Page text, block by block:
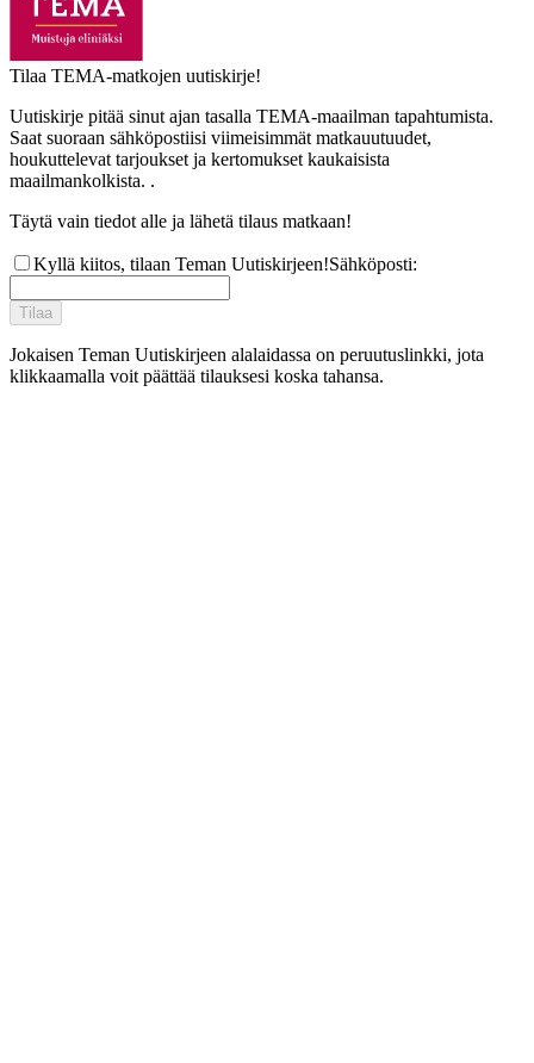
Tilaa TEMA-matkojen uutiskirje!
Uutiskirje pitää sinut ajan tasalla TEMA-maailman tapahtumista.
Saat suoraan sähköpostiisi viimeisimmät matkauutuudet,
houkuttelevat tarjoukset ja kertomukset kaukaisista
maailmankolkista. .
Täytä vain tiedot alle ja lähetä tilaus matkaan!
Kyllä kiitos, tilaan Teman Uutiskirjeen!Sähköposti:
Tilaa
Jokaisen Teman Uutiskirjeen alalaidassa on peruutuslinkki, jota
klikkaamalla voit päättää tilauksesi koska tahansa.